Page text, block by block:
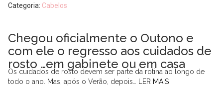
Categoria: Cabelos
Chegou oficialmente o Outono e
com ele o regresso aos cuidados de
rosto …em gabinete ou em casa
Os cuidados de rosto devem ser parte da rotina ao longo de
todo o ano. Mas, após o Verão, depois…
LER MAIS